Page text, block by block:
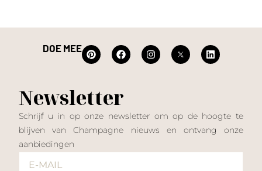
DOE MEE
Newsletter
Schrijf u in op onze newsletter om op de hoogte te
blijven van Champagne nieuws en ontvang onze
aanbiedingen